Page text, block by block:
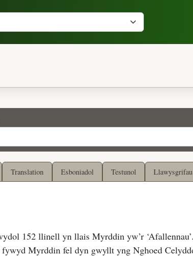
Translation Esboniadol Testunol Llawysgrifau